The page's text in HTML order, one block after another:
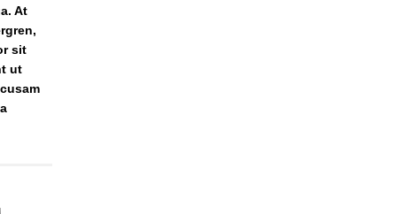
At
sit
ut